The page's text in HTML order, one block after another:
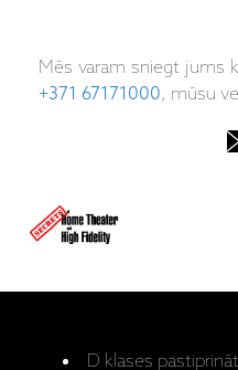
Mēs varam sniegt jums
+371 67171000, mūsu
D klases